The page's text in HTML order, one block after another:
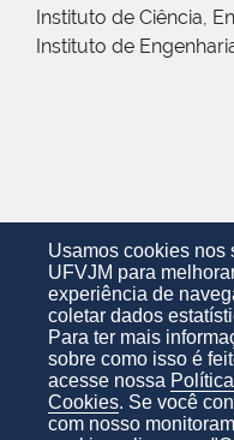
Usamos cookies nos
UFVJM para
experiência de
coletar dados
Para ter mais
sobre como isso é
acesse nossa
Cookies. Se você
com nosso
Instituto de Ciência,
Instituto de